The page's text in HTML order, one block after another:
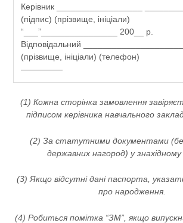
Керівник __________________
(підпис) (прізвище, ініціали)
“___”________________ 200__ р.
Відповідальний
(прізвище, ініціали) (телефон)
—————
(1) Кожна сторінка замовлення
підписом керівника навчального
(2) За статутними документами
державних нагород) у знахідному
(3) Якщо відсутні дані паспорта,
про народження.
(4) Робиться помітка “ЗМ”, якщо